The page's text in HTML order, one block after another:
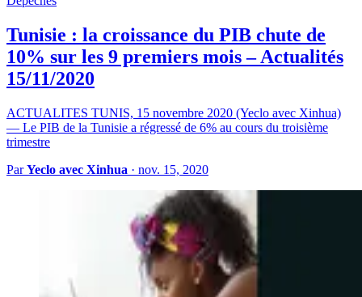
Tunisie : la croissance du PIB chute de
10% sur les 9 premiers mois – Actualités
15/11/2020
ACTUALITES TUNIS, 15 novembre 2020 (Yeclo avec Xinhua)
— Le PIB de la Tunisie a régressé de 6% au cours du troisième
trimestre
ParYeclo avec Xinhua · nov. 15, 2020